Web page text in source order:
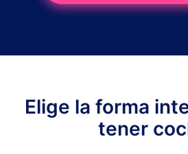
Elige la forma
tener